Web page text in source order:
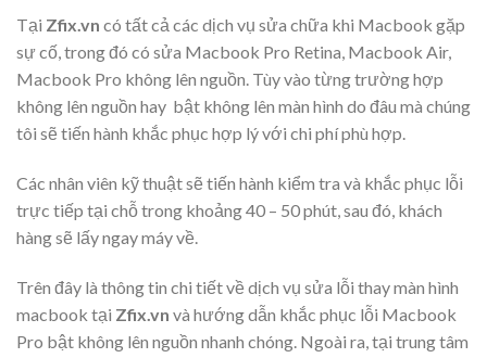
Tại Zfix.vn có tất cả các dịch vụ sửa chữa khi Macbook gặp
sự cố, trong đó có sửa Macbook Pro Retina, Macbook Air,
Macbook Pro không lên nguồn. Tùy vào từng trường hợp
không lên nguồn hay bật không lên màn hình do đâu mà chúng
tôi sẽ tiến hành khắc phục hợp lý với chi phí phù hợp.
Các nhân viên kỹ thuật sẽ tiến hành kiểm tra và khắc phục lỗi
trực tiếp tại chỗ trong khoảng 40 – 50 phút, sau đó, khách
hàng sẽ lấy ngay máy về.
Trên đây là thông tin chi tiết về dịch vụ sửa lỗi thay màn hình
macbook tại Zfix.vn và hướng dẫn khắc phục lỗi Macbook
Pro bật không lên nguồn nhanh chóng. Ngoài ra, tại trung tâm